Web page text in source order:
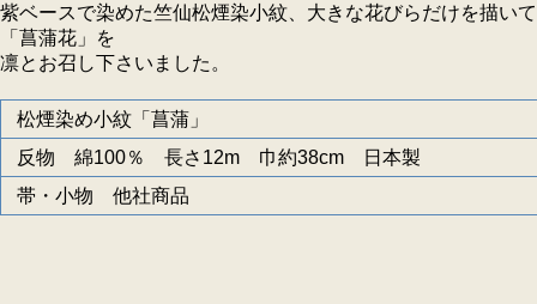
紫ベースで染めた竺仙松煙染小紋、大きな花びらだけを描い
「菖蒲花」を
凛とお召し下さいました。
松煙染め小紋「菖蒲」
反物 綿100％ 長さ12m 巾約38cm 日本製
帯・小物 他社商品